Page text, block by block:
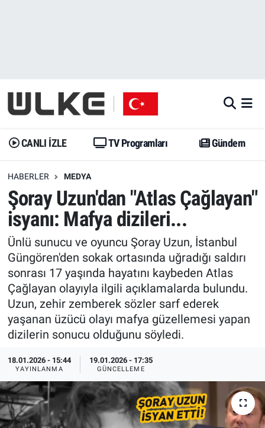
CANLI İZLE TV Programları Gündem
HABERLER MEDYA
Şoray Uzun'dan "Atlas Çağlayan"
isyanı: Mafya dizileri...
Ünlü sunucu ve oyuncu Şoray Uzun, İstanbul
Güngören'den sokak ortasında uğradığı saldırı
sonrası 17 yaşında hayatını kaybeden Atlas
Çağlayan olayıyla ilgili açıklamalarda bulundu.
Uzun, zehir zemberek sözler sarf ederek
yaşanan üzücü olayı mafya güzellemesi yapan
dizilerin sonucu olduğunu söyledi.
18.01.2026 - 15:44
YAYINLANMA
19.01.2026 - 17:35
GÜNCELLEME
Gündem
Dünya
Erişim Bilgileri
Ekonomi
Trend
Özel Haberler
Yazarlar
Gündem
Trend
Erişim Bilgileri
Spor
Ekonomi
Dünya
Medya
Erişim Bilgileri
İstanbul Namaz Vakitleri
Trafik Durumu
Erişim Bilgileri
Tüm Manşetler
Son Dakika Haberleri
Haber Arşivi